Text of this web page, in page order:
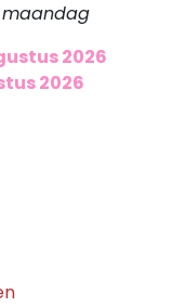
maandag
2026
2026